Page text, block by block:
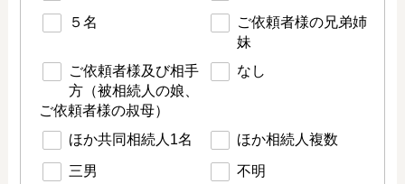
５名
ご依頼者様の兄弟姉
妹
ご依頼者様及び相手
方（被相続人の娘、
ご依頼者様の叔母）
なし
ほか共同相続人1名 ほか相続人複数
三男 不明